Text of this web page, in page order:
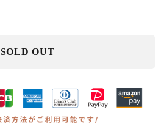
SOLD OUT